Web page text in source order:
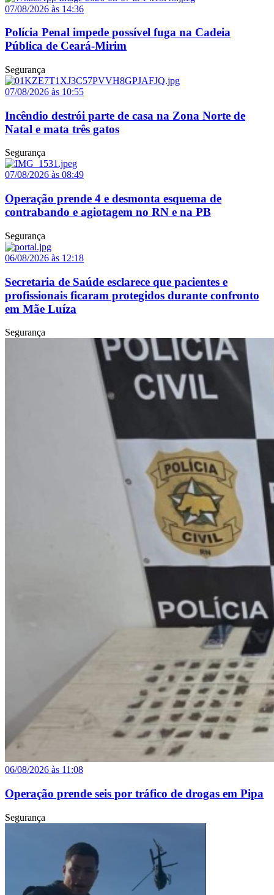
07/08/2026 às 14:36
Polícia Penal impede possível fuga na Cadeia
Pública de Ceará-Mirim
Segurança
07/08/2026 às 10:55
Incêndio destrói parte de casa na Zona Norte de
Natal e mata três gatos
Segurança
07/08/2026 às 08:49
Operação prende 4 e desmonta esquema de
contrabando e agiotagem no RN e na PB
Segurança
06/08/2026 às 12:18
Secretaria de Saúde esclarece que pacientes e
profissionais ficaram protegidos durante confronto
em Mãe Luíza
Segurança
06/08/2026 às 11:08
Operação prende seis por tráfico de drogas em Pipa
Segurança